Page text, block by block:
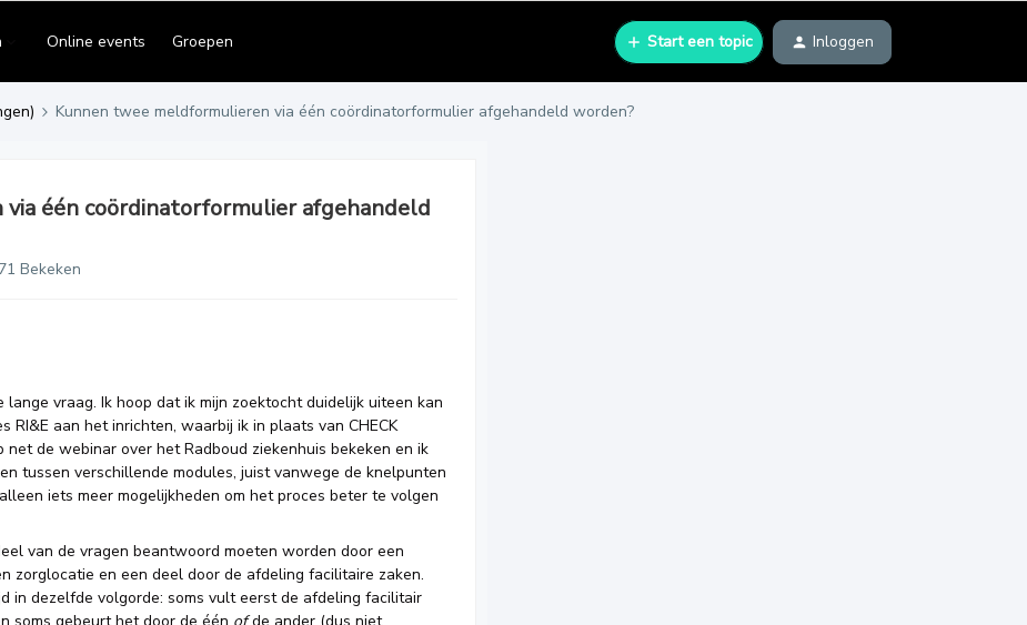
Online events Groepen Start een topic Inloggen
Kunnen twee meldformulieren via één coördinatorformulier afgehandeld worden?
één coördinatorformulier afgehandeld
71 Bekeken
vraag. Ik hoop dat ik mijn zoektocht duidelijk uiteen kan
RI&E aan het inrichten, waarbij ik in plaats van CHECK
net de webinar over het Radboud ziekenhuis bekeken en ik
tussen verschillende modules, juist vanwege de knelpunten
iets meer mogelijkheden om het proces beter te volgen
van de vragen beantwoord moeten worden door een
zorglocatie en een deel door de afdeling facilitaire zaken.
in dezelfde volgorde: soms vult eerst de afdeling facilitair